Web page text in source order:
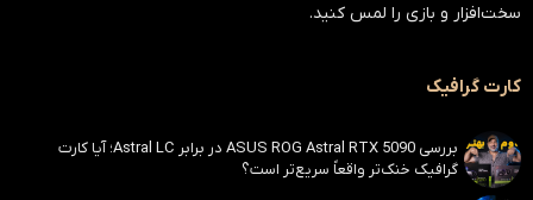
سخت‌افزار و بازی را لمس کنید.
کارت گرافیک
بررسی ASUS ROG Astral RTX 5090 در برابر Astral LC؛ آیا کارت
گرافیک خنک‌تر واقعاً سریع‌تر است؟